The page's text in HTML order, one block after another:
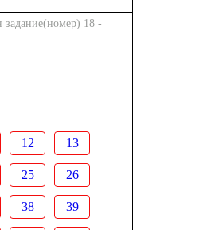
задание(номер) 18 -
12 13
25 26
38 39